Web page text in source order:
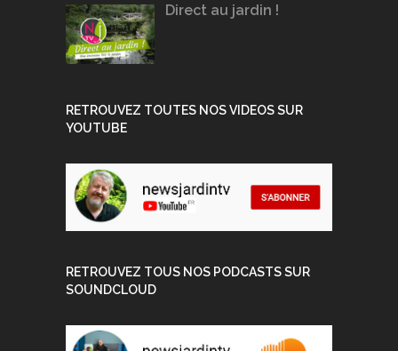
Direct au jardin !
RETROUVEZ TOUTES NOS VIDEOS SUR
YOUTUBE
RETROUVEZ TOUS NOS PODCASTS SUR
SOUNDCLOUD